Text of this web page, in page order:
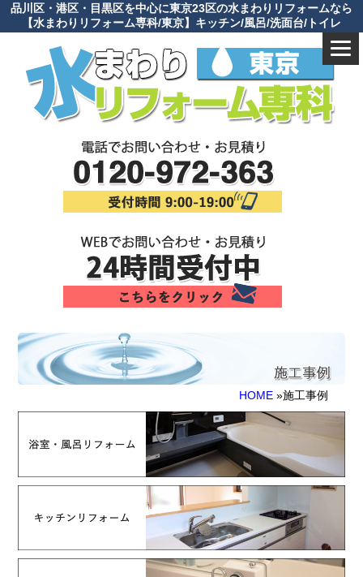
品川区・港区・目黒区を中心に東京23区の水まわりリフォームなら
【水まわりリフォーム専科/東京】キッチン/風呂/洗面台/トイレ
HOME »施工事例